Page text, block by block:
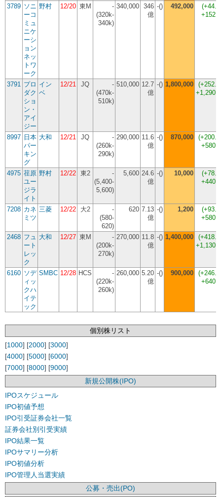
3789 ソニ
ーコ
ミュ
ニケ
ーシ
ョン
ネッ
トワ
ーク
野村 12/20 東M
-
(320k-
340k)
340,000 346
億
-() 492,000 (
3791 プロ
ダク
ショ
ン・
アイ
ジー
イン
ベ
12/21 JQ
-
(470k-
510k)
510,000 12.7
億
-() 1,800,000 (
8997 日本
パー
キン
グ
大和 12/21 JQ
-
(260k-
290k)
290,000 11.6
億
-() 870,000 (
4975 荏原
ユー
ジラ
イト
野村 12/22 東2
-
(5,400-
5,600)
5,600 24.6
億
-() 10,000 (
7208 カネ
ミツ
三菱 12/22 大2
-
(580-
620)
620 7.13
億
-() 1,200 (
2468 フュ
ート
レッ
ク
大和 12/27 東M
-
(200k-
270k)
270,000 11.8
億
-() 1,400,000 (
6160 ソデ
ィッ
クハ
イテ
ック
SMBC 12/28 HCS
-
(220k-
260k)
260,000 5.20
億
-() 900,000 (
個別株リスト
[1000] [2000] [3000]
[4000] [5000] [6000]
[7000] [8000] [9000]
新規公開株(IPO)
IPOスケジュール
IPO初値予想
IPO引受証券会社一覧
証券会社別引受実績
IPO結果一覧
IPOサマリー分析
IPO初値分析
IPO管理人当選実績
公募・売出(PO)